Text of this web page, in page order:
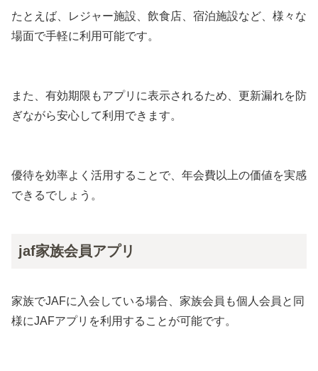
たとえば、レジャー施設、飲食店、宿泊施設など、様々な
場面で手軽に利用可能です。
また、有効期限もアプリに表示されるため、更新漏れを防
ぎながら安心して利用できます。
優待を効率よく活用することで、年会費以上の価値を実感
できるでしょう。
jaf家族会員アプリ
家族でJAFに入会している場合、家族会員も個人会員と同
様にJAFアプリを利用することが可能です。